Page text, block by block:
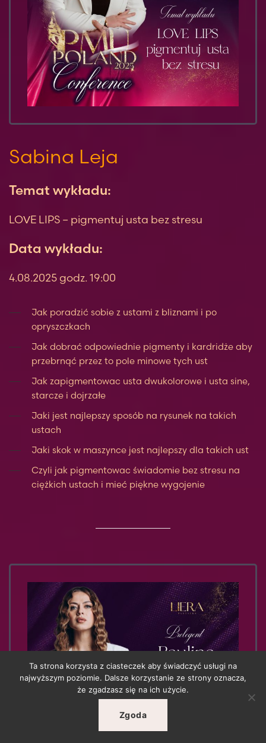
Sabina Leja
Temat wykładu:
LOVE LIPS – pigmentuj usta bez stresu
Data wykładu:
4.08.2025 godz. 19:00
Jak poradzić sobie z ustami z bliznami i po
opryszczkach
Jak dobrać odpowiednie pigmenty i kardridże aby
przebrnąć przez to pole minowe tych ust
Jak zapigmentowac usta dwukolorowe i usta sine,
starcze i dojrzałe
Jaki jest najlepszy sposób na rysunek na takich
ustach
Jaki skok w maszynce jest najlepszy dla takich ust
Czyli jak pigmentowac świadomie bez stresu na
ciężkich ustach i mieć piękne wygojenie
Ta strona korzysta z ciasteczek aby świadczyć usługi na
najwyższym poziomie. Dalsze korzystanie ze strony oznacza,
że zgadzasz się na ich użycie.
Zgoda